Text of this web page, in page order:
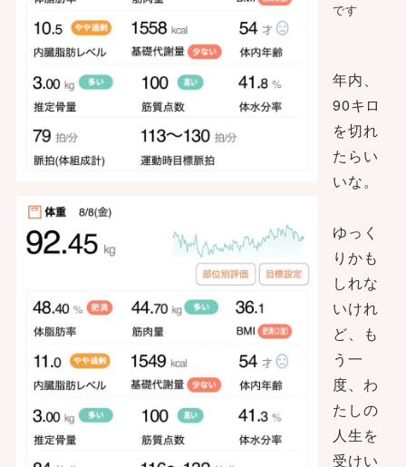
です
年内、
90キロ
を切れ
たらい
いな。
ゆっく
りかも
しれな
いけれ
ど、も
う一
度、わ
たしの
人生を
受けい